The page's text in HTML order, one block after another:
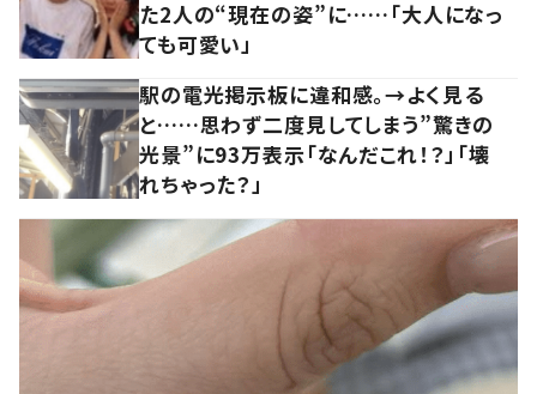
た2人の“現在の姿”に……「大人になっ
ても可愛い」
駅の電光掲示板に違和感。→よく見る
と……思わず二度見してしまう”驚きの
光景”に93万表示「なんだこれ！？」「壊
れちゃった？」